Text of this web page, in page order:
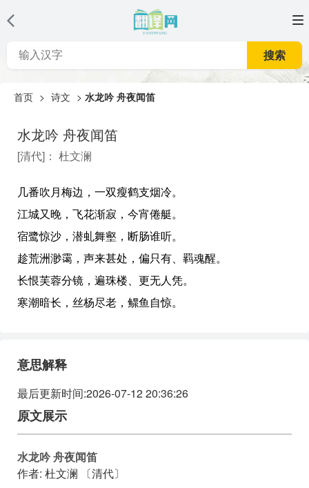
搜索
首页 > 诗文 > 水龙吟 舟夜闻笛
水龙吟 舟夜闻笛
[清代]： 杜文澜
几番吹月梅边，一双瘦鹤支烟冷。
江城又晚，飞花渐寂，今宵倦艇。
宿鹭惊沙，潜虬舞壑，断肠谁听。
趁荒洲渺霭，声来甚处，偏只有、羁魂醒。
长恨芙蓉分镜，遍珠楼、更无人凭。
寒潮暗长，丝杨尽老，鳏鱼自惊。
意思解释
最后更新时间:2026-07-12 20:36:26
原文展示
水龙吟 舟夜闻笛
作者: 杜文澜 〔清代〕